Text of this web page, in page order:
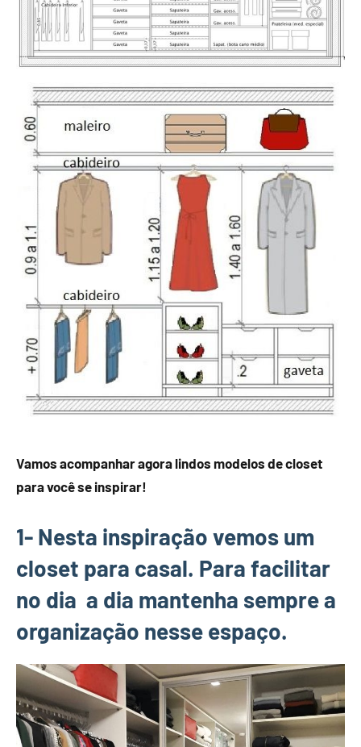
Vamos acompanhar agora lindos modelos de closet
para você se inspirar!
1- Nesta inspiração vemos um
closet para casal. Para facilitar
no dia a dia mantenha sempre a
organização nesse espaço.